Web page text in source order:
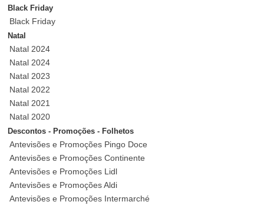
Black Friday
Black Friday
Natal
Natal 2024
Natal 2024
Natal 2023
Natal 2022
Natal 2021
Natal 2020
Descontos - Promoções - Folhetos
Antevisões e Promoções Pingo Doce
Antevisões e Promoções Continente
Antevisões e Promoções Lidl
Antevisões e Promoções Aldi
Antevisões e Promoções Intermarché